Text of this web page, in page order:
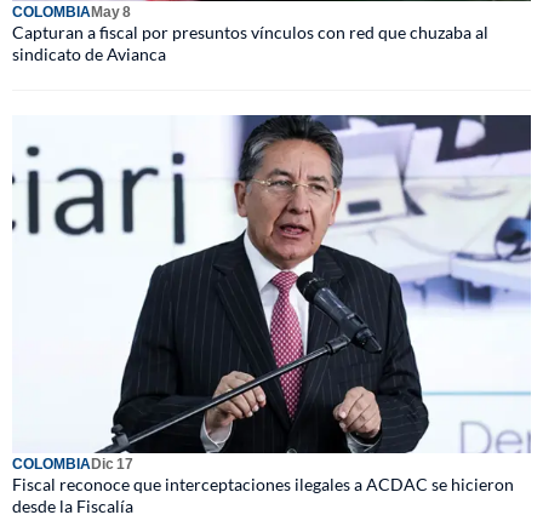
COLOMBIAMay 8
Capturan a fiscal por presuntos vínculos con red que chuzaba al
sindicato de Avianca
COLOMBIADic 17
Fiscal reconoce que interceptaciones ilegales a ACDAC se hicieron
desde la Fiscalía